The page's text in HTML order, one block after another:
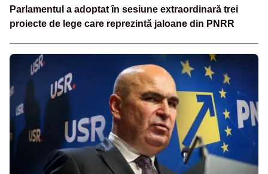
Parlamentul a adoptat în sesiune extraordinară trei
proiecte de lege care reprezintă jaloane din PNRR